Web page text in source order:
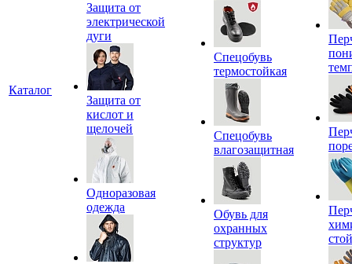
Каталог
Защита от
электрической
дуги
Защита от
кислот и
щелочей
Одноразовая
одежда
Спецобувь
термостойкая
Спецобувь
влагозащитная
Обувь для
охранных
структур